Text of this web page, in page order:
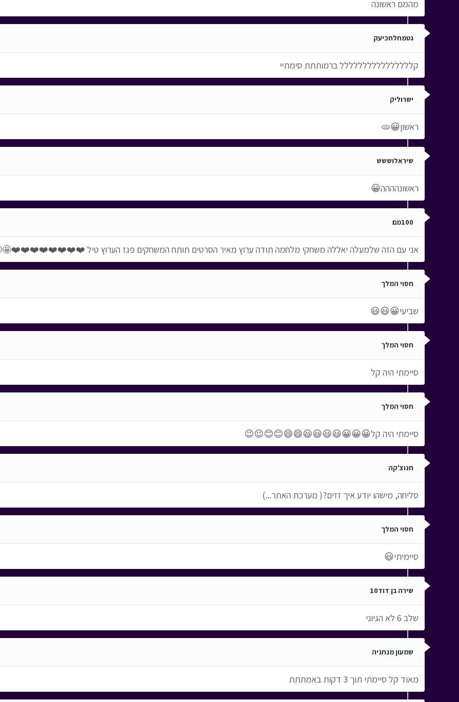
מהמם ראשונה
גטמחלחכיעק
קלללללללללללללללל ברמותתת סימתיי
ישרוליק
ראשון😀🫓
שיראלוששש
ראשונהההה😀
100מם
אני עם הזה שלמעלה יאללה משחקי מלחמה תודה ערוץ מאיר הסרטים תותח המשחקים פגז הערוץ טיל
חסוי המלך
שביעי😀😃😃
חסוי המלך
סיימתי היה קל
חסוי המלך
סיימתי היה קל😀😀😀😃😃😃😃😄😄😊😊😉😉
חנוצ'קה
סליחה, מישהו יודע איך זזים?( מערכת האתר...)
חסוי המלך
סיימיתי😃
שירה בן דוד10
שלב 6 לא הגיוני
שמעון מנתניה
מאוד קל סיימתי תוך 3 דקות באמתתת